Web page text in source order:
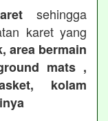
sehingga
karet yang
area bermain
mats ,
kolam